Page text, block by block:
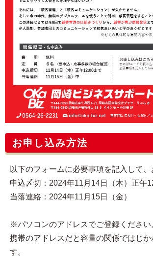
お申し込み方法
以下のフォームに必要事項を記入して、
申込〆切：2024年11月14日（木）正午
当落連絡：2024年11月15日（金）
※パソコンのアドレスでご登録ください
携帯のアドレスだと容量の関係ではじか
す。